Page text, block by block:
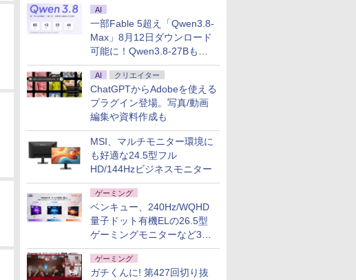
AI
一部Fable 5超え「Qwen3.8-
Max」8月12日ダウンロード
可能に！Qwen3.8-27Bも順
次
AI クリエイター
ChatGPTからAdobeを使える
プラグイン登場。写真/動画
編集や資料作成も
MSI、マルチモニター環境に
も好適な24.5型フル
HD/144Hzビジネスモニター
ゲーミング
ベンキュー、240Hz/WQHD
量子ドット有機ELの26.5型
ゲーミングモニターなど3機
種
ゲーミング
ガチくんに! 第427回切り抜